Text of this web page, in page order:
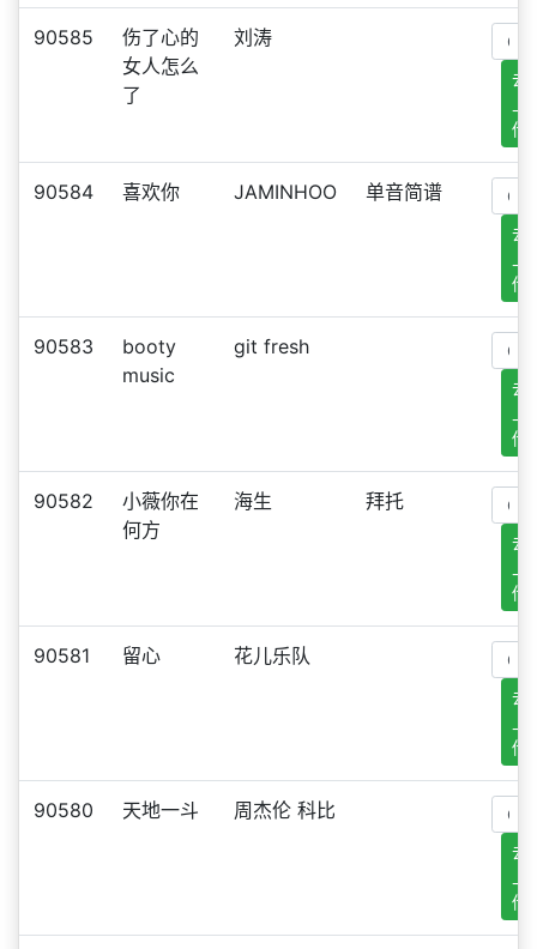
90585
伤了心的
女人怎么
了
刘涛
去
传
90584 喜欢你 JAMINHOO 单音简谱
去
传
90583
booty
music
git fresh
去
传
90582
小薇你在
何方
海生 拜托
去
传
90581 留心 花儿乐队
去
传
90580 天地一斗 周杰伦 科比
去
传